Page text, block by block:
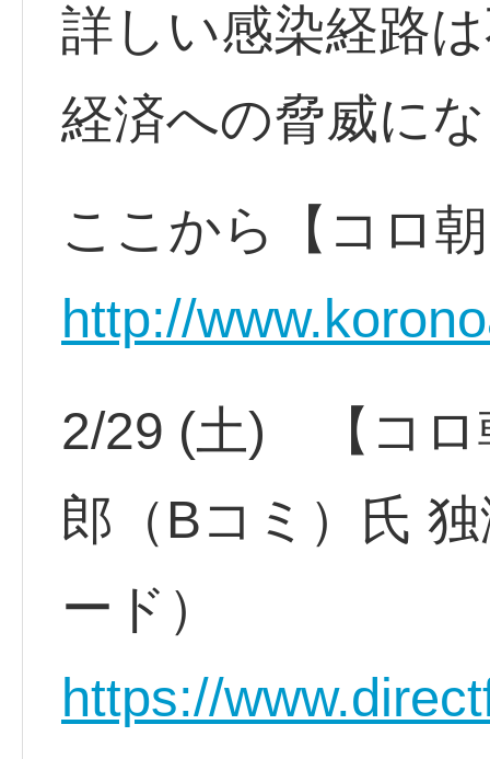
詳しい感染経路
経済への脅威に
ここから【コロ
http://
2/29 (土) 【コロ
郎（Bコミ）氏
ード）
https://